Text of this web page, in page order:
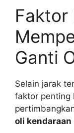
Faktor
Ganti
Selain jarak
faktor penting
oli kendaraan